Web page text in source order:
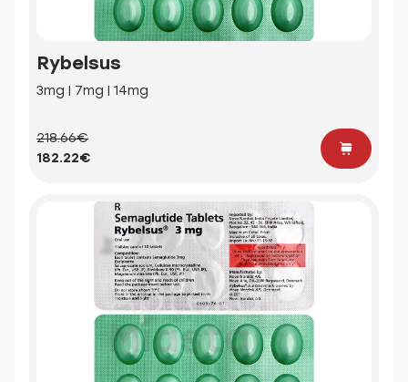
Rybelsus
3mg | 7mg | 14mg
218.66€
182.22€